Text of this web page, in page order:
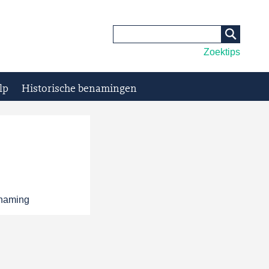
Zoektips
Historische benamingen